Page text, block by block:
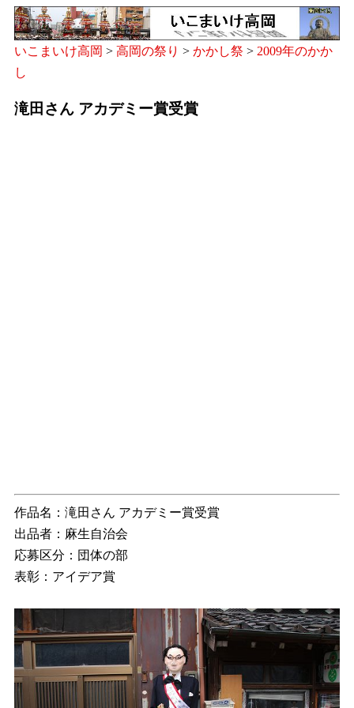
いこまいけ高岡 > 高岡の祭り > かかし祭 > 2009年のかか
し
滝田さん アカデミー賞受賞
作品名：滝田さん アカデミー賞受賞
出品者：麻生自治会
応募区分：団体の部
表彰：アイデア賞